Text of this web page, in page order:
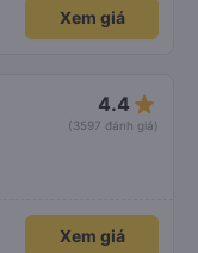
Xem giá
4.4 star_rate
(3597 đánh giá)
Xem giá